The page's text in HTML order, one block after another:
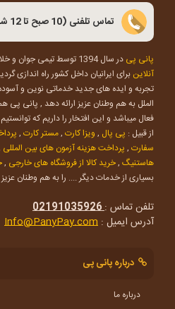
تماس تلفنی (10 صبح تا 12 شب)
پانی پی در سال 1394 توسط تیمی جوان و خلاق در جهت توسعه
آنلاین برای ایرانیان داخل کشور راه اندازی
تجربه و ایده های جدید خدماتی نوین و
الملل به هم وطنان عزیز ارائه دهد , پانی پی
فعال میباشد و این افتخار را داریم که
از قبیل : پی پال , ویزا کارت ,مستر کارت ,
سفارت , پرداخت هزینه آزمون های بین المللی
هاستنیگ ,خرید کالا از فروشگاه های خارجی ,
بسیاری از خدمات دیگر .... را به هم وطنان
تلفن تماس :02191035926
آدرس ایمیل : Info@PanyPay.com
درباره پانی پی
درباره ما